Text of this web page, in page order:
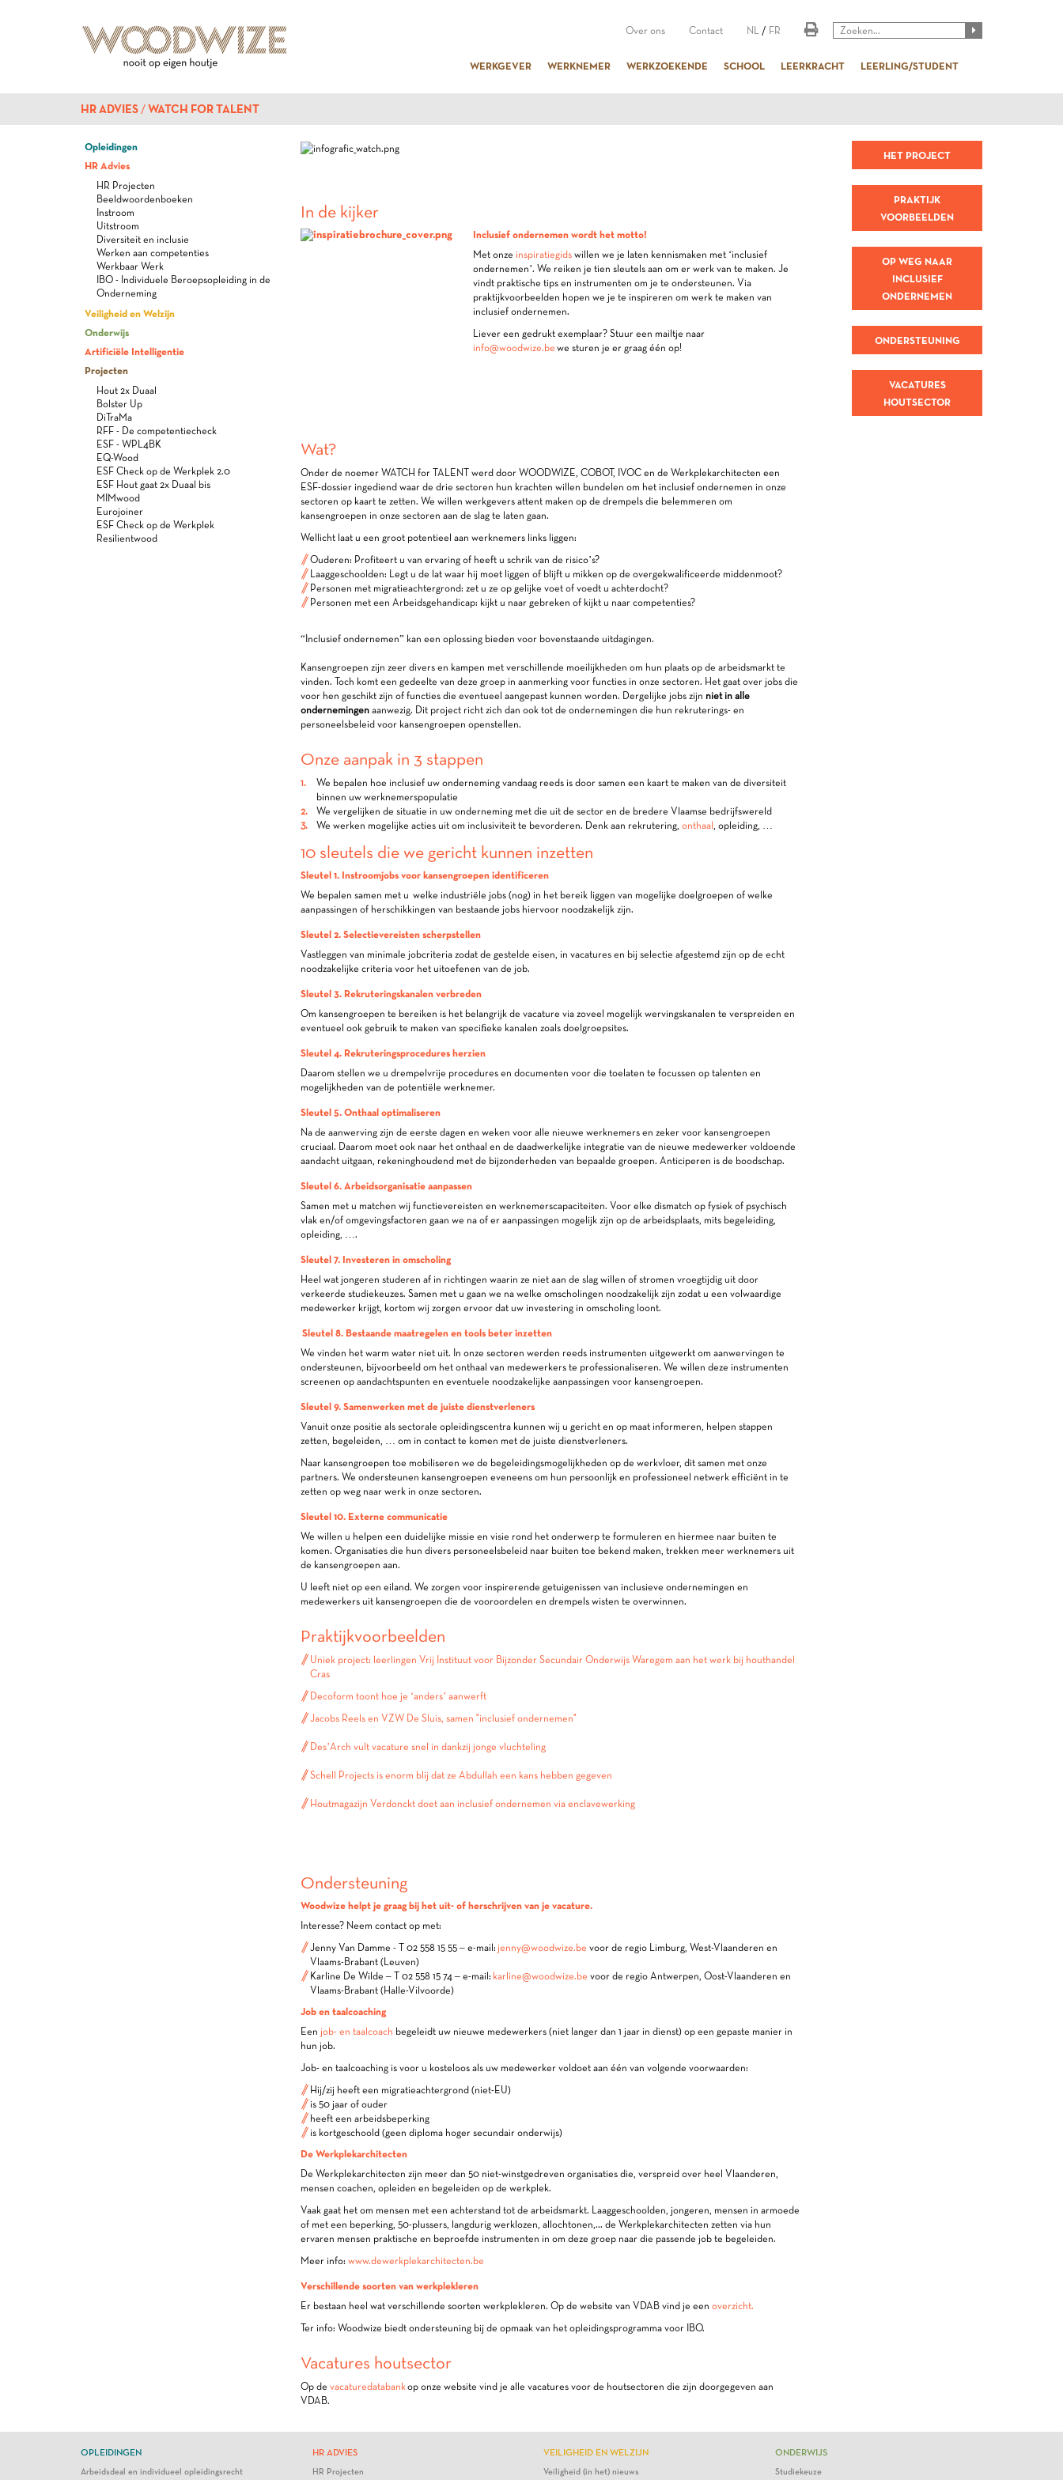
Over ons Contact NL / FR
WERKGEVER WERKNEMER WERKZOEKENDE SCHOOL LEERKRACHT LEERLING/STUDENT
HR ADVIES WATCH FOR TALENT
Opleidingen
HR Advies
HR Projecten
Beeldwoordenboeken
Instroom
Uitstroom
Diversiteit en inclusie
Werken aan competenties
Werkbaar Werk
IBO - Individuele Beroepsopleiding in de
Onderneming
Veiligheid en Welzijn
Onderwijs
Artificiële Intelligentie
Projecten
Hout 2x Duaal
Bolster Up
DiTraMa
RFF - De competentiecheck
ESF - WPL4BK
EQ-Wood
ESF Check op de Werkplek 2.0
ESF Hout gaat 2x Duaal bis
MIMwood
Eurojoiner
ESF Check op de Werkplek
Resilientwood
In de kijker
Inclusief ondernemen wordt het motto!
Met onze inspiratiegidswillen we je laten kennismaken met ‘inclusief
ondernemen’. We reiken je tien sleutels aan om er werk van te maken. Je
vindt praktische tips en instrumenten om je te ondersteunen. Via
praktijkvoorbeelden hopen we je te inspireren om werk te maken van
inclusief ondernemen.
Liever een gedrukt exemplaar? Stuur een mailtje naar
info@woodwize.be we sturen je er graag één op!
Wat?
Onder de noemer WATCH for TALENT werd door WOODWIZE, COBOT, IVOC en de Werkplekarchitecten een
ESF-dossier ingediend waar de drie sectoren hun krachten willen bundelen om het inclusief ondernemen in onze
sectoren op kaart te zetten. We willen werkgevers attent maken op de drempels die belemmeren om
kansengroepen in onze sectoren aan de slag te laten gaan.
Wellicht laat u een groot potentieel aan werknemers links liggen:
Ouderen: Profiteert u van ervaring of heeft u schrik van de risico’s?
Laaggeschoolden: Legt u de lat waar hij moet liggen of blijft u mikken op de overgekwalificeerde middenmoot?
Personen met migratieachtergrond: zet u ze op gelijke voet of voedt u achterdocht?
Personen met een Arbeidsgehandicap: kijkt u naar gebreken of kijkt u naar competenties?
“Inclusief ondernemen” kan een oplossing bieden voor bovenstaande uitdagingen.
Kansengroepen zijn zeer divers en kampen met verschillende moeilijkheden om hun plaats op de arbeidsmarkt te
vinden. Toch komt een gedeelte van deze groep in aanmerking voor functies in onze sectoren. Het gaat over jobs die
voor hen geschikt zijn of functies die eventueel aangepast kunnen worden. Dergelijke jobs zijn niet in alle
ondernemingenaanwezig. Dit project richt zich dan ook tot de ondernemingen die hun rekruterings- en
personeelsbeleid voor kansengroepen openstellen.
Onze aanpak in 3 stappen
We bepalen hoe inclusief uw onderneming vandaag reeds is door samen een kaart te maken van de diversiteit
binnen uw werknemerspopulatie
We vergelijken de situatie in uw onderneming met die uit de sector en de bredere Vlaamse bedrijfswereld
We werken mogelijke acties uit om inclusiviteit te bevorderen. Denk aan rekrutering, onthaal , opleiding, …
10 sleutels die we gericht kunnen inzetten
Sleutel 1. Instroomjobs voor kansengroepen identificeren
We bepalen samen met u welke industriële jobs (nog) in het bereik liggen van mogelijke doelgroepen of welke
aanpassingen of herschikkingen van bestaande jobs hiervoor noodzakelijk zijn.
Sleutel 2. Selectievereisten scherpstellen
Vastleggen van minimale jobcriteria zodat de gestelde eisen, in vacatures en bij selectie afgestemd zijn op de echt
noodzakelijke criteria voor het uitoefenen van de job.
Sleutel 3. Rekruteringskanalen verbreden
Om kansengroepen te bereiken is het belangrijk de vacature via zoveel mogelijk wervingskanalen te verspreiden en
eventueel ook gebruik te maken van speciﬁeke kanalen zoals doelgroepsites.
Sleutel 4. Rekruteringsprocedures herzien
Daarom stellen we u drempelvrije procedures en documenten voor die toelaten te focussen op talenten en
mogelijkheden van de potentiële werknemer.
Sleutel 5. Onthaal optimaliseren
Na de aanwerving zijn de eerste dagen en weken voor alle nieuwe werknemers en zeker voor kansengroepen
cruciaal. Daarom moet ook naar het onthaal en de daadwerkelijke integratie van de nieuwe medewerker voldoende
aandacht uitgaan, rekeninghoudend met de bijzonderheden van bepaalde groepen. Anticiperen is de boodschap.
Sleutel 6. Arbeidsorganisatie aanpassen
Samen met u matchen wij functievereisten en werknemerscapaciteiten. Voor elke dismatch op fysiek of psychisch
vlak en/of omgevingsfactoren gaan we na of er aanpassingen mogelijk zijn op de arbeidsplaats, mits begeleiding,
opleiding, ….
Sleutel 7. Investeren in omscholing
Heel wat jongeren studeren af in richtingen waarin ze niet aan de slag willen of stromen vroegtijdig uit door
verkeerde studiekeuzes. Samen met u gaan we na welke omscholingen noodzakelijk zijn zodat u een volwaardige
medewerker krijgt, kortom wij zorgen ervoor dat uw investering in omscholing loont.
Sleutel 8. Bestaande maatregelen en tools beter inzetten
We vinden het warm water niet uit. In onze sectoren werden reeds instrumenten uitgewerkt om aanwervingen te
ondersteunen, bijvoorbeeld om het onthaal van medewerkers te professionaliseren. We willen deze instrumenten
screenen op aandachtspunten en eventuele noodzakelijke aanpassingen voor kansengroepen.
Sleutel 9. Samenwerken met de juiste dienstverleners
Vanuit onze positie als sectorale opleidingscentra kunnen wij u gericht en op maat informeren, helpen stappen
zetten, begeleiden, … om in contact te komen met de juiste dienstverleners.
Naar kansengroepen toe mobiliseren we de begeleidingsmogelijkheden op de werkvloer, dit samen met onze
partners. We ondersteunen kansengroepen eveneens om hun persoonlijk en professioneel netwerk efficiënt in te
zetten op weg naar werk in onze sectoren.
Sleutel 10. Externe communicatie
We willen u helpen een duidelijke missie en visie rond het onderwerp te formuleren en hiermee naar buiten te
komen. Organisaties die hun divers personeelsbeleid naar buiten toe bekend maken, trekken meer werknemers uit
de kansengroepen aan.
U leeft niet op een eiland. We zorgen voor inspirerende getuigenissen van inclusieve ondernemingen en
medewerkers uit kansengroepen die de vooroordelen en drempels wisten te overwinnen.
Praktijkvoorbeelden
Uniek project: leerlingen Vrij Instituut voor Bijzonder Secundair Onderwijs Waregem aan het werk bij houthandel
Cras
Decoform toont hoe je ‘anders’ aanwerft
Jacobs Reels en VZW De Sluis, samen "inclusief ondernemen"
Des’Arch vult vacature snel in dankzij jonge vluchteling
Schell Projects is enorm blij dat ze Abdullah een kans hebben gegeven
Houtmagazijn Verdonckt doet aan inclusief ondernemen via enclavewerking
Ondersteuning
Woodwize helpt je graag bij het uit- of herschrijven van je vacature.
Interesse? Neem contact op met:
Jenny Van Damme - T 02 558 15 55 – e-mail: jenny@woodwize.be voor de regio Limburg, West-Vlaanderen en
Vlaams-Brabant (Leuven)
Karline De Wilde – T 02 558 15 74 – e-mail: karline@woodwize.be voor de regio Antwerpen, Oost-Vlaanderen en
Vlaams-Brabant (Halle-Vilvoorde)
Job en taalcoaching
Een job- en taalcoach begeleidt uw nieuwe medewerkers (niet langer dan 1 jaar in dienst) op een gepaste manier in
hun job.
Job- en taalcoaching is voor u kosteloos als uw medewerker voldoet aan één van volgende voorwaarden:
Hij/zij heeft een migratieachtergrond (niet-EU)
is 50 jaar of ouder
heeft een arbeidsbeperking
is kortgeschoold (geen diploma hoger secundair onderwijs)
De Werkplekarchitecten
De Werkplekarchitecten zijn meer dan 50 niet-winstgedreven organisaties die, verspreid over heel Vlaanderen,
mensen coachen, opleiden en begeleiden op de werkplek.
Vaak gaat het om mensen met een achterstand tot de arbeidsmarkt. Laaggeschoolden, jongeren, mensen in armoede
of met een beperking, 50-plussers, langdurig werklozen, allochtonen,... de Werkplekarchitecten zetten via hun
ervaren mensen praktische en beproefde instrumenten in om deze groep naar die passende job te begeleiden.
Meer info: www.dewerkplekarchitecten.be
Verschillende soorten van werkplekleren
Er bestaan heel wat verschillende soorten werkplekleren. Op de website van VDAB vind je een overzicht.
Ter info: Woodwize biedt ondersteuning bij de opmaak van het opleidingsprogramma voor IBO.
Vacatures houtsector
Op de vacaturedatabank op onze website vind je alle vacatures voor de houtsectoren die zijn doorgegeven aan
VDAB.
HET PROJECT
PRAKTIJK
VOORBEELDEN
OP WEG NAAR
INCLUSIEF
ONDERNEMEN
ONDERSTEUNING
VACATURES
HOUTSECTOR
OPLEIDINGEN
Arbeidsdeal en individueel opleidingsrecht
HR ADVIES
HR Projecten
VEILIGHEID EN WELZIJN
Veiligheid (in het) nieuws
ONDERWIJS
Studiekeuze